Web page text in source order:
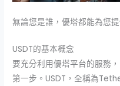
無論您是誰，優塔都能為您
USDT的基本概念
要充分利用優塔平台的服務
第一步。USDT，全稱為